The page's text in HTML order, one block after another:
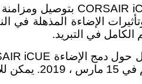
الإضاءة المذهلة في
في التبريد.
الآن من